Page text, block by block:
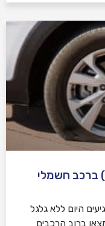
ברכב חשמלי
היום ללא גלגל
ברוב הרכבים